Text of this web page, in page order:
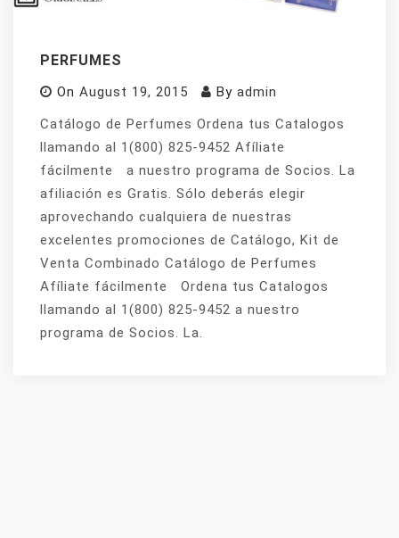
PERFUMES
On August 19, 2015 By admin
Catálogo de Perfumes Ordena tus Catalogos
llamando al 1(800) 825-9452 Afíliate
fácilmente a nuestro programa de Socios. La
afiliación es Gratis. Sólo deberás elegir
aprovechando cualquiera de nuestras
excelentes promociones de Catálogo, Kit de
Venta Combinado Catálogo de Perfumes
Afíliate fácilmente Ordena tus Catalogos
llamando al 1(800) 825-9452 a nuestro
programa de Socios. La.